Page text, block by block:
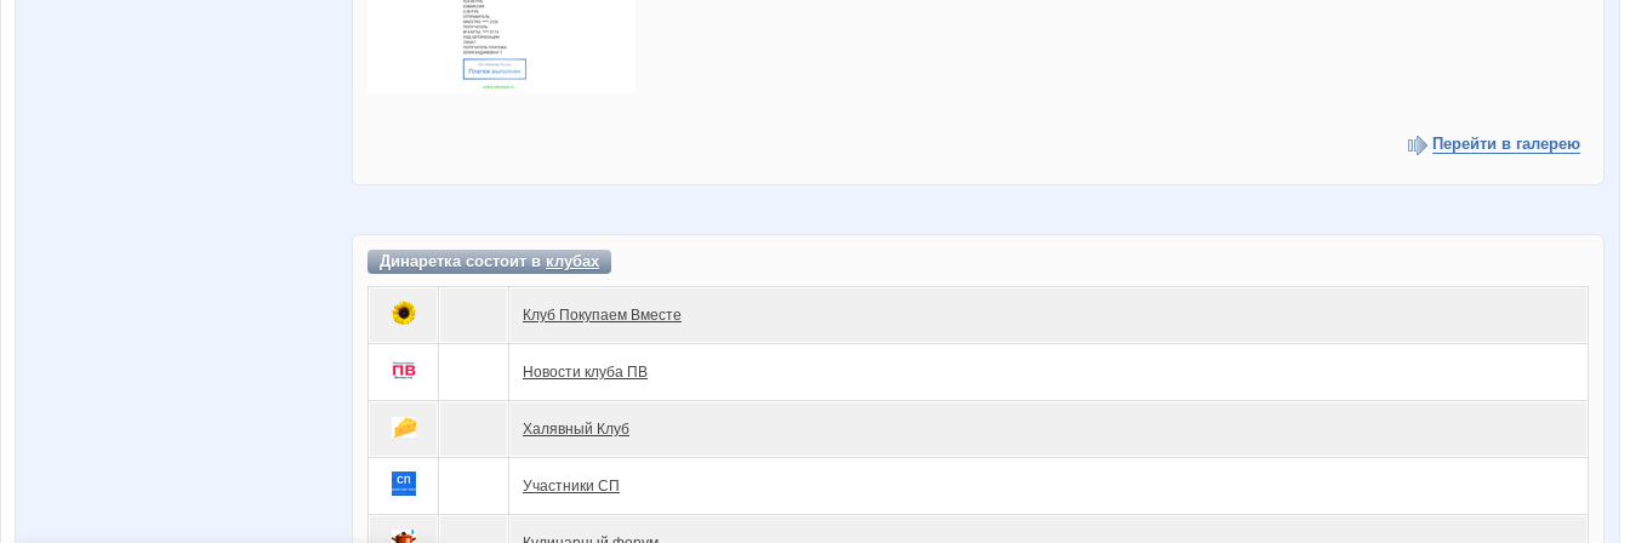
Перейти в галерею
Динаретка состоит вклубах
Клуб Покупаем Вместе
Новости клуба ПВ
Халявный Клуб
Участники СП